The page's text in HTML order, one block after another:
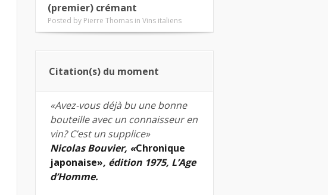
(premier) crémant
Posted by Pierre Thomas in Vins italiens
Citation(s) du moment
«Avez-vous déjà bu une bonne
bouteille avec un connaisseur en
vin? C’est un supplice»
Nicolas Bouvier, «Chronique
japonaise», édition 1975, L’Age
d’Homme.